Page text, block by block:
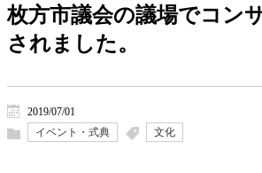
枚方市議会の議場でコン
されました。
2019/07/01
イベント・式典
文化